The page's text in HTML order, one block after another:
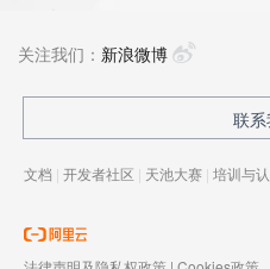
关注我们： 新浪微博
联
文档 | 开发者社区 | 天池大赛 | 培训与